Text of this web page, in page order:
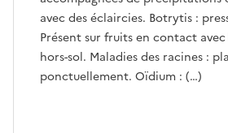
avec des éclaircies. Botrytis :
Présent sur fruits en contact
hors-sol. Maladies des racines :
ponctuellement. Oïdium : (…)